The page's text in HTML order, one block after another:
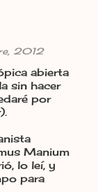
2012
abierta
sin hacer
por
Manium
lo leí, y
para